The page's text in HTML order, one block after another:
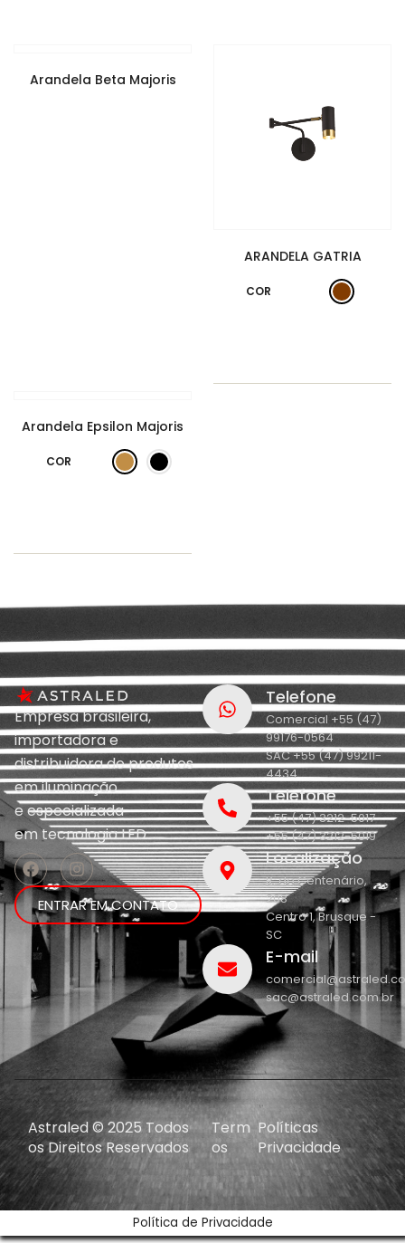
Arandela Beta Majoris
ARANDELA GATRIA
COR
Arandela Epsilon Majoris
COR
Empresa brasileira,
importadora e
distribuidora de produtos
em iluminação
eespecializada
emtecnologia LED.
ENTRAR EM CONTATO
Telefone
Comercial +55 (47)
99176-0564
SAC +55 (47) 99211-
4434
Telefone
+55 (47) 3212-5017
+55 (47) 3212-5019
Localização
R. do Centenário,
208
Centro 1, Brusque -
SC
E-mail
sac@astraled.com.br
Astraled © 2025 Todos
os Direitos Reservados
Term
os
Políticas
Privacidade
Política de Privacidade